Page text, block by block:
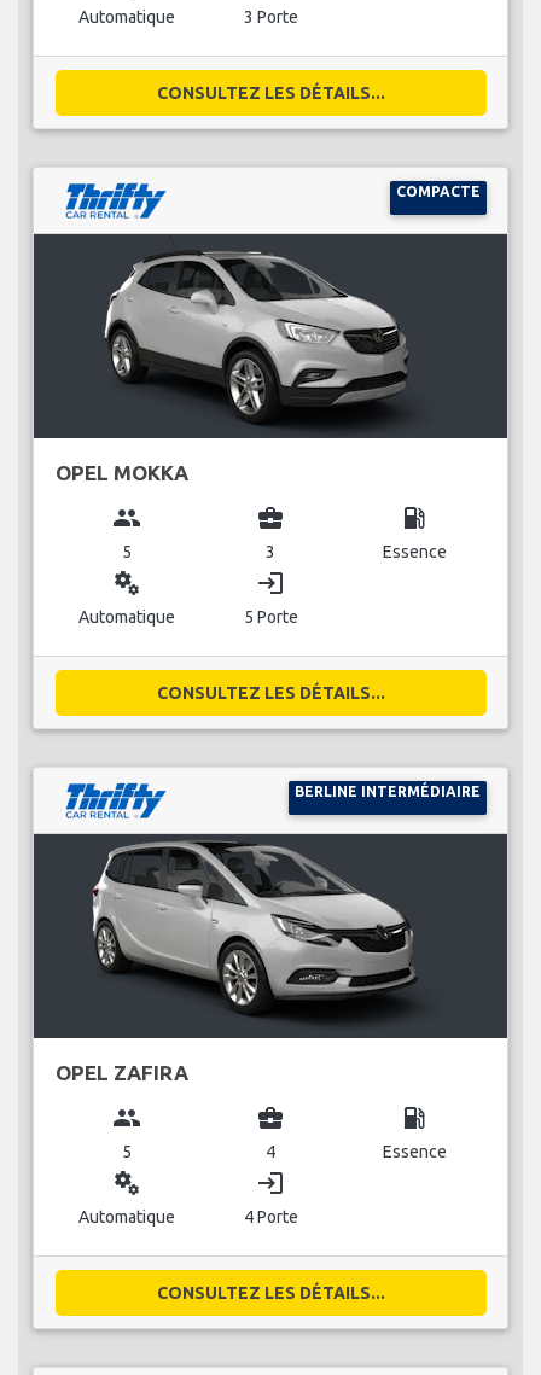
Automatique 3 Porte
CONSULTEZ LES DÉTAILS...
COMPACTE
OPEL MOKKA
group
5
business_center
3
local_gas_station
Essence
miscellaneous_services
Automatique
login
5 Porte
CONSULTEZ LES DÉTAILS...
BERLINE INTERMÉDIAIRE
OPEL ZAFIRA
group
5
business_center
4
local_gas_station
Essence
miscellaneous_services
Automatique
login
4 Porte
CONSULTEZ LES DÉTAILS...